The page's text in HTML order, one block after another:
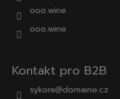
ooo.wine
ooo.wine
Kontakt pro B2B
sykora@domaine.cz